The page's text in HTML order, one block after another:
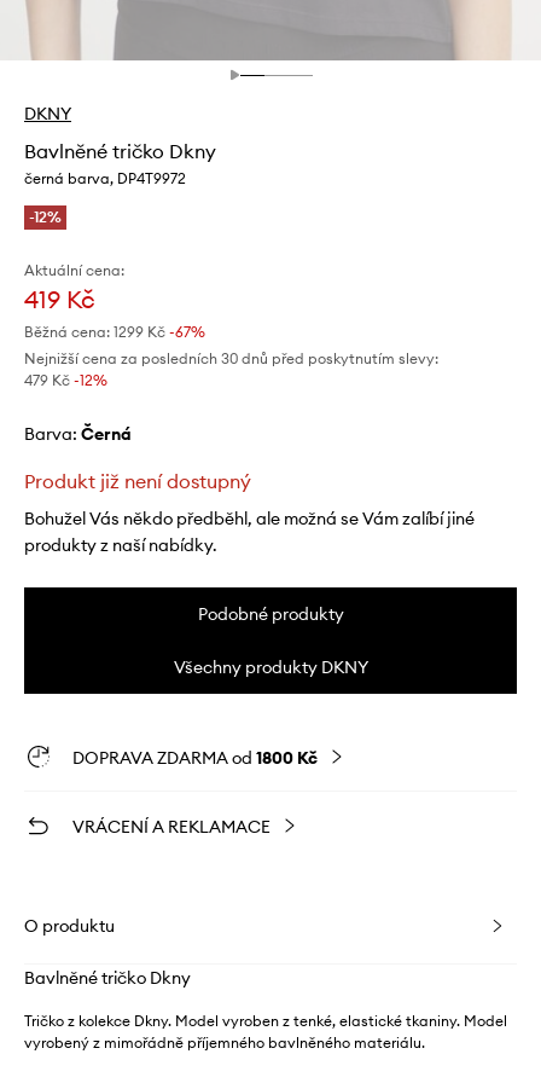
DKNY
Bavlněné tričko Dkny
černá barva, DP4T9972
-12%
Aktuální cena:
419 Kč
Běžná cena: 1299 Kč -67%
Nejnižší cena za posledních 30 dnů před poskytnutím slevy:
479 Kč -12%
Barva: černá
Produkt již není dostupný
Bohužel Vás někdo předběhl, ale možná se Vám zalíbí jiné
produkty z naší nabídky.
Podobné produkty
Všechny produkty DKNY
DOPRAVA ZDARMA od 1800 Kč
VRÁCENÍ A REKLAMACE
O produktu
Bavlněné tričko Dkny
Tričko z kolekce Dkny. Model vyroben z tenké, elastické tkaniny. Model
vyrobený z mimořádně příjemného bavlněného materiálu.